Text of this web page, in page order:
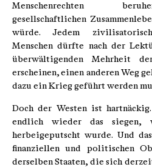
Menschenrechten
gesellschaftlichen
würde. Jedem
Menschen dürfte nach der
überwältigenden Mehrheit
erscheinen, einen anderen Weg
dazu ein Krieg geführt werden
Doch der Westen ist
endlich wieder das siegen,
herbeigeputscht wurde. Und
finanziellen und politischen
derselben Staaten, die sich